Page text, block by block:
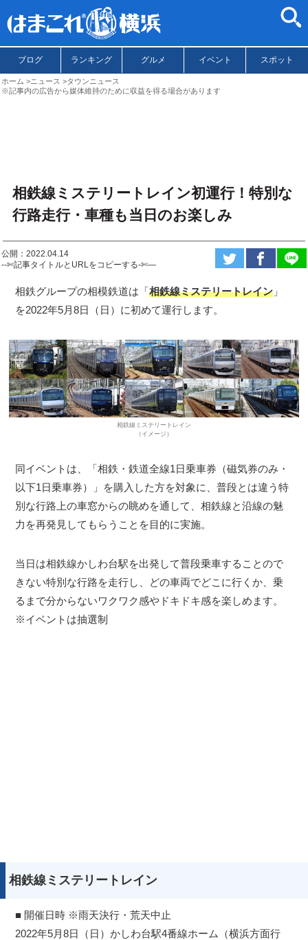
ブログ ランキング グルメ イベント スポット
ホーム ニュース
タウンニュース
※記事内の広告から媒体維持のために収益を得る場合があります
相鉄線ミステリートレイン初運行！特別な
行路走行・車種も当日のお楽しみ
公開：2022.04.14
--✄記事タイトルとURLをコピーする-✄—
相鉄グループの相模鉄道は「相鉄線ミステリートレイン 」
を2022年5月8日（日）に初めて運行します。
相鉄線ミステリートレイン
（イメージ）
同イベントは、「相鉄・鉄道全線1日乗車券（磁気券のみ・
以下1日乗車券）」を購入した方を対象に、普段とは違う特
別な行路上の車窓からの眺めを通して、相鉄線と沿線の魅
力を再発見してもらうことを目的に実施。
当日は相鉄線かしわ台駅を出発して普段乗車することので
きない特別な行路を走行し、どの車両でどこに行くか、乗
るまで分からないワクワク感やドキドキ感を楽しめます。
※イベントは抽選制
相鉄線ミステリートレイン
■ 開催日時 ※雨天決行・荒天中止
2022年5月8日（日）かしわ台駅4番線ホーム（横浜方面行